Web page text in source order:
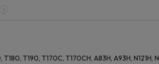
T190, T170C, T170CH, A83H, A93H, N121H,